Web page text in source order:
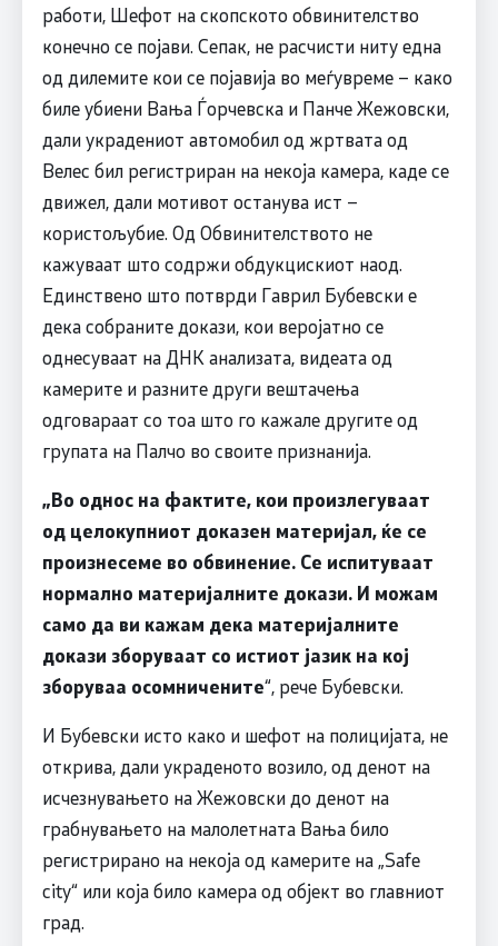
работи, Шефот на скопското обвинителство
конечно се појави. Сепак, не расчисти ниту една
од дилемите кои се појавија во меѓувреме – како
биле убиени Вања Ѓорчевска и Панче Жежовски,
дали украдениот автомобил од жртвата од
Велес бил регистриран на некоја камера, каде се
движел, дали мотивот останува ист –
користољубие. Од Обвинителството не
кажуваат што содржи обдукцискиот наод.
Единствено што потврди Гаврил Бубевски е
дека собраните докази, кои веројатно се
однесуваат на ДНК анализата, видеата од
камерите и разните други вештачења
одговараат со тоа што го кажале другите од
групата на Палчо во своите признанија.
„Во однос на фактите, кои произлегуваат
од целокупниот доказен материјал, ќе се
произнесеме во обвинение. Се испитуваат
нормално материјалните докази. И можам
само да ви кажам дека материјалните
докази зборуваат со истиот јазик на кој
зборуваа осомничените“, рече Бубевски.
И Бубевски исто како и шефот на полицијата, не
открива, дали украденото возило, од денот на
исчезнувањето на Жежовски до денот на
грабнувањето на малолетната Вања било
регистрирано на некоја од камерите на „Safe
city“ или која било камера од објект во главниот
град.